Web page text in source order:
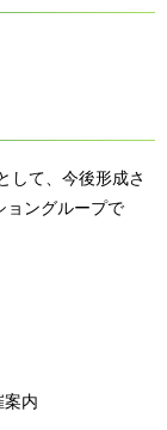
して、今後形成さ
ョングループで
案内